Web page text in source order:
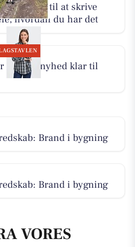
inviterer til at skrive
hvordan du har det
Fransa-nyhed klar til
Brand i bygning
Brand i bygning
VORES